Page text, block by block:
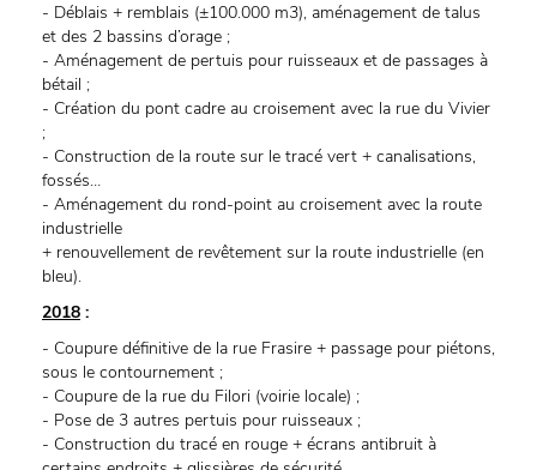
- Déblais + remblais (±100.000 m3), aménagement de talus
et des 2 bassins d’orage ;
- Aménagement de pertuis pour ruisseaux et de passages à
bétail ;
- Création du pont cadre au croisement avec la rue du Vivier
;
- Construction de la route sur le tracé vert + canalisations,
fossés…
- Aménagement du rond-point au croisement avec la route
industrielle
+ renouvellement de revêtement sur la route industrielle (en
bleu).
2018 :
- Coupure définitive de la rue Frasire + passage pour piétons,
sous le contournement ;
- Coupure de la rue du Filori (voirie locale) ;
- Pose de 3 autres pertuis pour ruisseaux ;
- Construction du tracé en rouge + écrans antibruit à